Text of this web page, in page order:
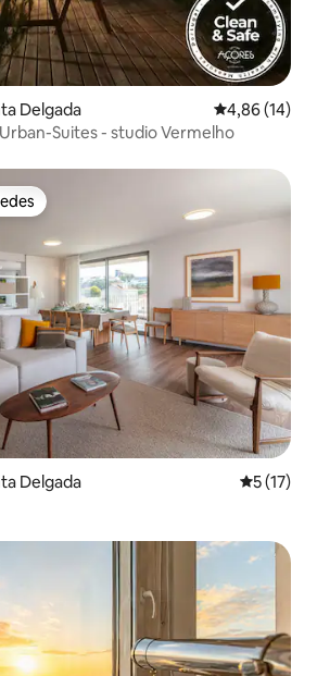
Delgada 4,86 de uma
4,86 (14)
Suites - studio Vermelho
Delgada 5 de uma
5 (17)